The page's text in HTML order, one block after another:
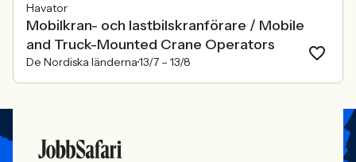
Havator
Mobilkran- och lastbilskranförare / Mobile
and Truck-Mounted Crane Operators
De Nordiska länderna13/7 – 13/8